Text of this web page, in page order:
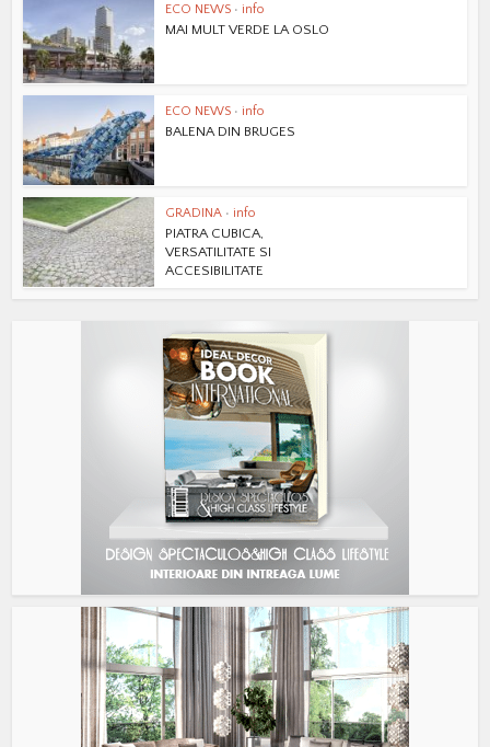
ECO NEWS • info
MAI MULT VERDE LA OSLO
ECO NEWS • info
BALENA DIN BRUGES
GRADINA • info
PIATRA CUBICA,
VERSATILITATE SI
ACCESIBILITATE